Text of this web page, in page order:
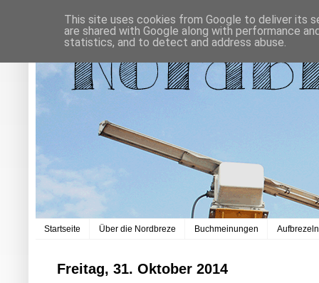
Startseite Über die Nordbreze Buchmeinungen
Freitag, 31. Oktober 2014
This site uses cookies from Google to deliver its
are shared with Google along with performance
statistics, and to detect and address abuse.